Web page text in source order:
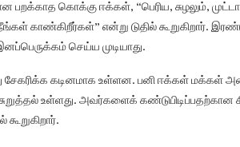
பறக்காத கொக்கு ஈக்கள், “பெரிய, சுழலும்,
காண்கிறீர்கள்” என்று டுதில் கூறுகிறார்.
செய்ய முடியாது.
சேகரிக்க கடினமாக உள்ளன. பனி ஈக்கள் மக்கள்
உள்ளது. அவர்களைக்
கூறுகிறார்.